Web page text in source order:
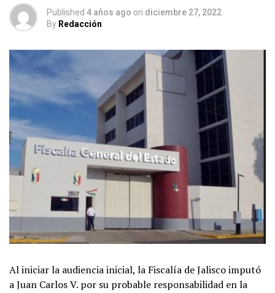
Published 4 años ago on diciembre 27, 2022
By Redacción
Al iniciar la audiencia inicial, la Fiscalía de Jalisco imputó
a Juan Carlos V. por su probable responsabilidad en la